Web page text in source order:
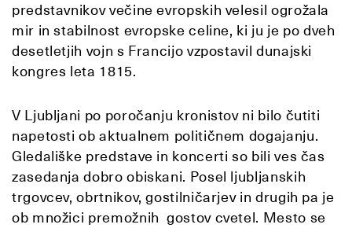
predstavnikov večine evropskih velesil ogrožala
mir in stabilnost evropske celine, ki ju je po dveh
desetletjih vojn s Francijo vzpostavil dunajski
kongres leta 1815.
V Ljubljani po poročanju kronistov ni bilo čutiti
napetosti ob aktualnem političnem dogajanju.
Gledališke predstave in koncerti so bili ves čas
zasedanja dobro obiskani. Posel ljubljanskih
trgovcev, obrtnikov, gostilničarjev in drugih pa je
ob množici premožnih gostov cvetel. Mesto se